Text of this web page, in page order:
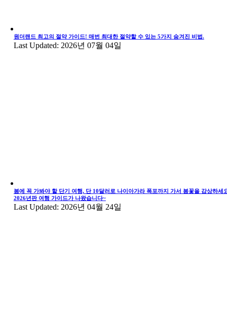
원더랜드 최고의 절약 가이드! 매번 최대한 절약할 수 있는 5가지 숨겨진 비법.
Last Updated: 2026년 07월 04일
봄에 꼭 가봐야 할 단기 여행, 단 10달러로 나이아가라 폭포까지 가서 봄꽃을 감상하세
2026년판 여행 가이드가 나왔습니다~
Last Updated: 2026년 04월 24일